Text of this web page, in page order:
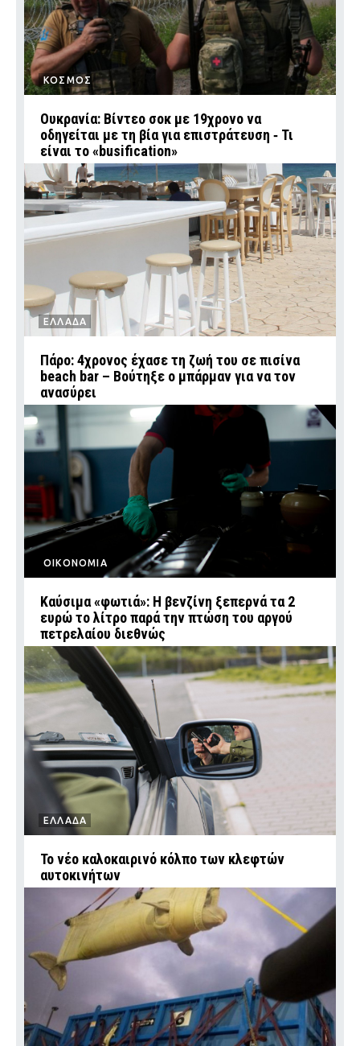
ΚΟΣΜΟΣ
Ουκρανία: Βίντεο σοκ με 19χρονο να
οδηγείται με τη βία για επιστράτευση ‑ Τι
είναι το «busification»
ΕΛΛΑΔΑ
Πάρο: 4χρονος έχασε τη ζωή του σε πισίνα
beach bar – Βούτηξε ο μπάρμαν για να τον
ανασύρει
ΟΙΚΟΝΟΜΙΑ
Καύσιμα «φωτιά»: Η βενζίνη ξεπερνά τα 2
ευρώ το λίτρο παρά την πτώση του αργού
πετρελαίου διεθνώς
ΕΛΛΑΔΑ
Το νέο καλοκαιρινό κόλπο των κλεφτών
αυτοκινήτων